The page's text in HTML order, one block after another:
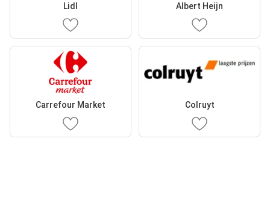
Lidl Albert Heijn
Carrefour Market Colruyt